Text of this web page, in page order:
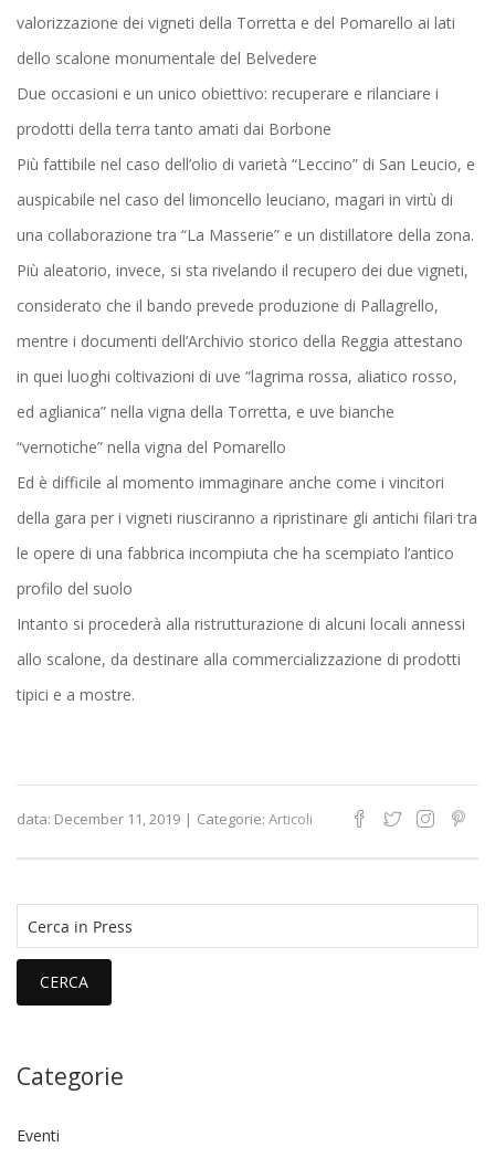
valorizzazione dei vigneti della Torretta e del Pomarello ai lati
dello scalone monumentale del Belvedere
Due occasioni e un unico obiettivo: recuperare e rilanciare i
prodotti della terra tanto amati dai Borbone
Più fattibile nel caso dell’olio di varietà “Leccino” di San Leucio, e
auspicabile nel caso del limoncello leuciano, magari in virtù di
una collaborazione tra “La Masserie” e un distillatore della zona.
Più aleatorio, invece, si sta rivelando il recupero dei due vigneti,
considerato che il bando prevede produzione di Pallagrello,
mentre i documenti dell’Archivio storico della Reggia attestano
in quei luoghi coltivazioni di uve “lagrima rossa, aliatico rosso,
ed aglianica” nella vigna della Torretta, e uve bianche
“vernotiche” nella vigna del Pomarello
Ed è difficile al momento immaginare anche come i vincitori
della gara per i vigneti riusciranno a ripristinare gli antichi filari tra
le opere di una fabbrica incompiuta che ha scempiato l’antico
profilo del suolo
Intanto si procederà alla ristrutturazione di alcuni locali annessi
allo scalone, da destinare alla commercializzazione di prodotti
tipici e a mostre.
data: December 11, 2019 | Categorie: Articoli
CERCA
Categorie
Eventi